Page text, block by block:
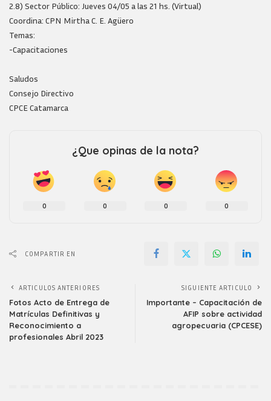
2.8) Sector Público: Jueves 04/05 a las 21 hs. (Virtual)
Coordina: CPN Mirtha C. E. Agüero
Temas:
-Capacitaciones
Saludos
Consejo Directivo
CPCE Catamarca
¿Que opinas de la nota?
0 0 0 0
COMPARTIR EN
ARTICULOS ANTERIORES
Fotos Acto de Entrega de
Matrículas Definitivas y
Reconocimiento a
profesionales Abril 2023
SIGUIENTE ARTICULO
Importante – Capacitación de
AFIP sobre actividad
agropecuaria (CPCESE)